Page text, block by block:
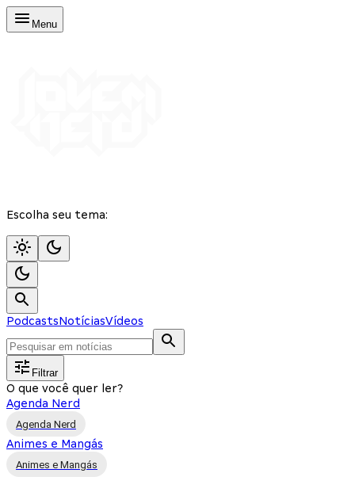
Menu
Escolha seu tema:
PodcastsNotíciasVídeos
Filtrar
O que você quer ler?
Agenda Nerd
Agenda Nerd
Animes e Mangás
Animes e Mangás